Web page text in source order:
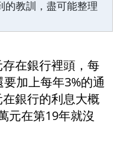
的教訓，盡可能整理
在銀行裡頭，每
加上每年3%的通
銀行的利息大概
元在第19年就沒